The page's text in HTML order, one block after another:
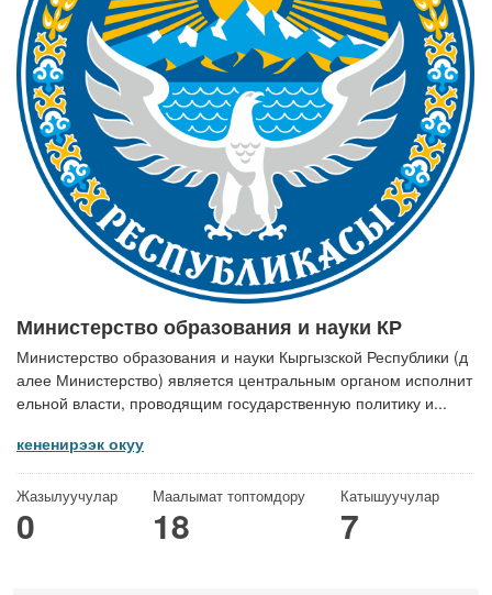
Министерство образования и науки КР
Министерство образования и науки Кыргызской Республики (д
алее Министерство) является центральным органом исполнит
ельной власти, проводящим государственную политику и...
кененирээк окуу
Жазылуучулар
0
Маалымат топтомдору
18
Катышуучулар
7